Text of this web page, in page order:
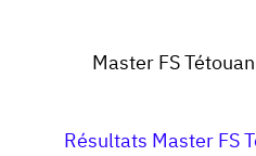
Master FS
Résultats Master FS